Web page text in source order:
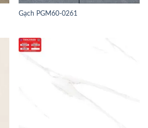
Gạch PGM60-0261